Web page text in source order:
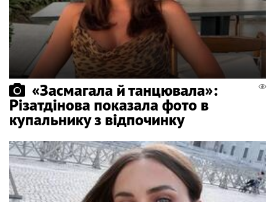
«Засмагала й танцювала»:
Різатдінова показала фото в
купальнику з відпочинку